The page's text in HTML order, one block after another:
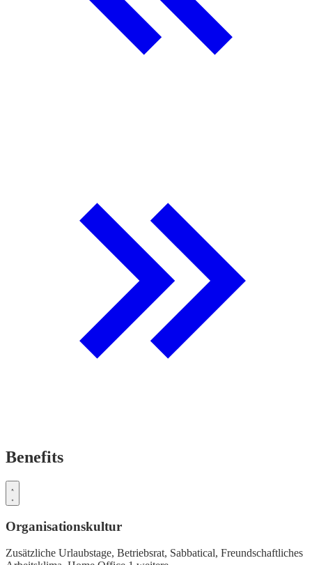
Benefits
Organisationskultur
Zusätzliche Urlaubstage, Betriebsrat, Sabbatical, Freundschaftliches